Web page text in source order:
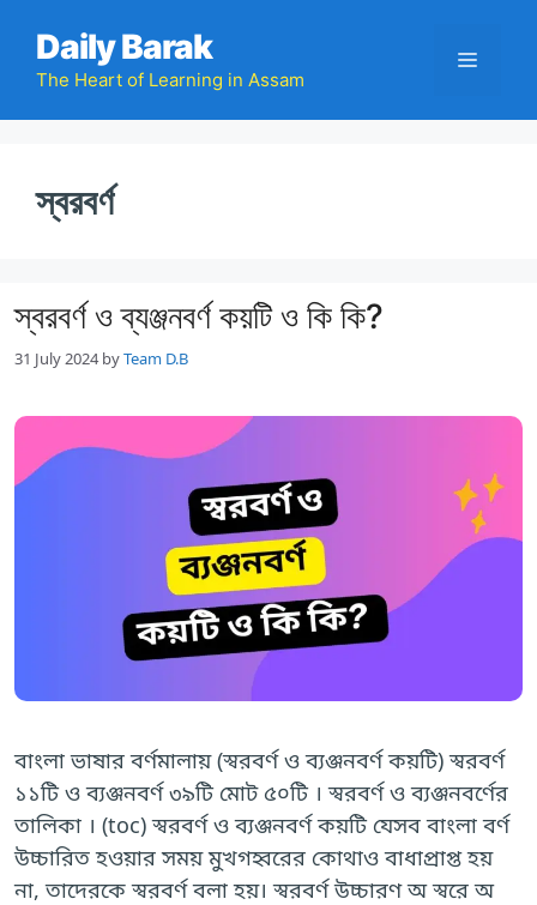
content
Daily Barak
The Heart of Learning in Assam
Menu
স্বরবর্ণ
স্বরবর্ণ ও ব্যঞ্জনবর্ণ কয়টি ও কি কি?
31 July 2024 byTeam D.B
বাংলা ভাষার বর্ণমালায় (স্বরবর্ণ ও ব্যঞ্জনবর্ণ কয়টি) স্বরবর্ণ
১১টি ও ব্যঞ্জনবর্ণ ৩৯টি মোট ৫০টি । স্বরবর্ণ ও ব্যঞ্জনবর্ণের
তালিকা । (toc) স্বরবর্ণ ও ব্যঞ্জনবর্ণ কয়টি যেসব বাংলা বর্ণ
উচ্চারিত হওয়ার সময় মুখগহ্বরের কোথাও বাধাপ্রাপ্ত হয়
না, তাদেরকে স্বরবর্ণ বলা হয়। স্বরবর্ণ উচ্চারণ অ স্বরে অ